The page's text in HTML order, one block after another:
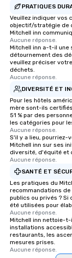
PRATIQUES
Veuillez indiquer vos
objectif/stratégie de
Mitchell inn
Aucune réponse.
Mitchell inn a-t-il une
détournement des
veuillez préciser
déchets.
Aucune réponse.
DIVERSITÉ ET
Pour les hôtels
mère sont-ils
51 % par des
les catégories pour
Aucune réponse.
S'il y a lieu, pourriez-
Mitchell inn sur ses
diversité, d'équité et
Aucune réponse.
SANTÉ ET
Les pratiques du
recommandations
publics ou privés ?
été utilisées pour
Aucune réponse.
Mitchell inn nettoie-
installations
restaurants, les
mesures prises.
Aucune réponse.